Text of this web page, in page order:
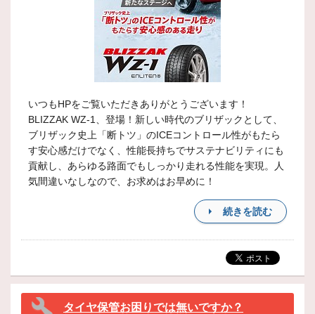
いつもHPをご覧いただきありがとうございます！
BLIZZAK WZ-1、登場！新しい時代のブリザックとして、
ブリザック史上「断トツ」のICEコントロール性がもたら
す安心感だけでなく、性能長持ちでサステナビリティにも
貢献し、あらゆる路面でもしっかり走れる性能を実現。人
気間違いなしなので、お求めはお早めに！
続きを読む
タイヤ保管お困りでは無いですか？